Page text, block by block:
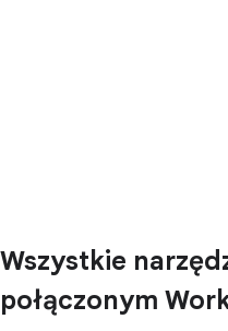
Wszystkie
połączonym